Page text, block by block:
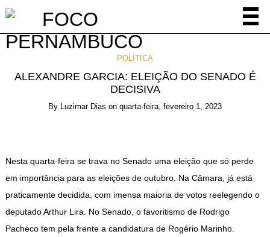
POLÍTICA
ALEXANDRE GARCIA: ELEIÇÃO DO SENADO É
DECISIVA
By Luzimar Dias on quarta-feira, fevereiro 1, 2023
Nesta quarta-feira se trava no Senado uma eleição que só perde
em importância para as eleições de outubro. Na Câmara, já está
praticamente decidida, com imensa maioria de votos reelegendo o
deputado Arthur Lira. No Senado, o favoritismo de Rodrigo
Pacheco tem pela frente a candidatura de Rogério Marinho.